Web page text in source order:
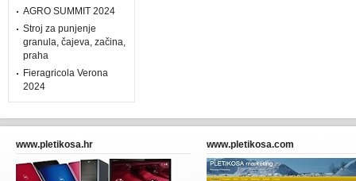
AGRO SUMMIT 2024
Stroj za punjenje
granula, čajeva, začina,
praha
Fieragricola Verona
2024
www.pletikosa.hr www.pletikosa.com